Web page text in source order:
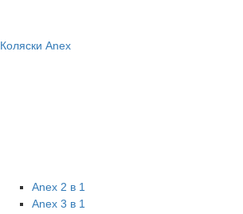
Коляски Anex
Anex 2 в 1
Anex 3 в 1